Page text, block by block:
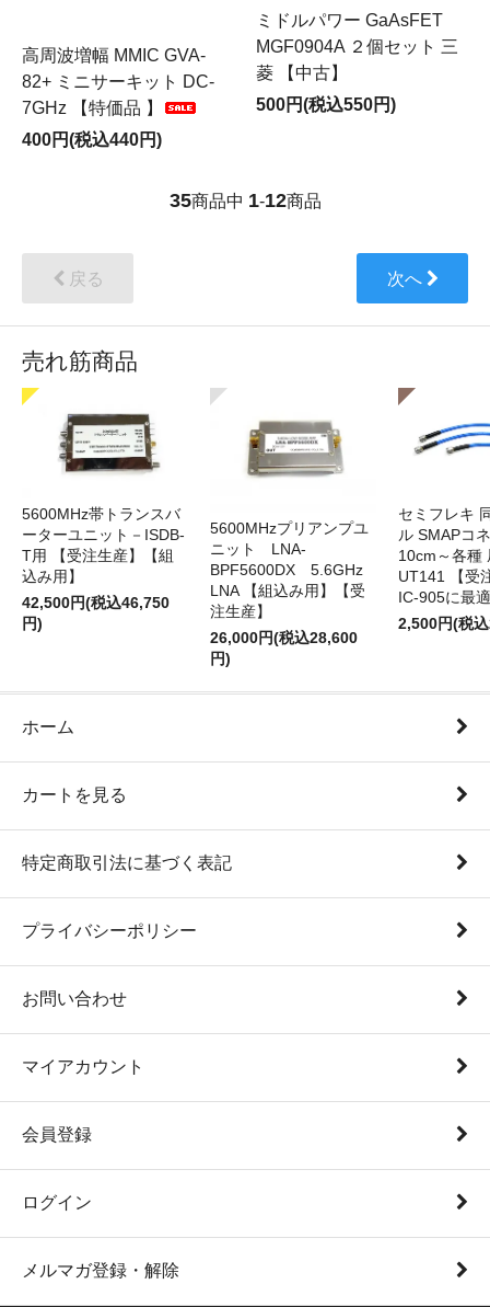
高周波増幅 MMIC GVA-
82+ ミニサーキット DC-
7GHz 【特価品 】
400円(税込440円)
ミドルパワー GaAsFET
MGF0904A ２個セット 三
菱 【中古】
500円(税込550円)
35商品中 1-12商品
戻る 次へ
売れ筋商品
5600MHz帯トランスバ
ーターユニット－ISDB-
T用 【受注生産】【組
込み用】
42,500円(税込46,750
円)
5600MHzプリアンプユ
ニット LNA-
BPF5600DX 5.6GHz
LNA 【組込み用】【受
注生産】
26,000円(税込28,600
円)
セミフレキ
ル SMAPコ
10cm～各種
UT141 【
IC-905に最適
2,500円(税
ホーム
カートを見る
特定商取引法に基づく表記
プライバシーポリシー
お問い合わせ
マイアカウント
会員登録
ログイン
メルマガ登録・解除